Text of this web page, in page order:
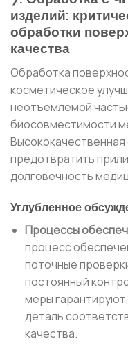
изделий:
обработки
качества
Обработка
косметическое
неотъемлемой
биосовместимости
предотвратить
долговечность
Углубленное
Процессы
процесс
поточные
постоянный
меры
деталь
качества.